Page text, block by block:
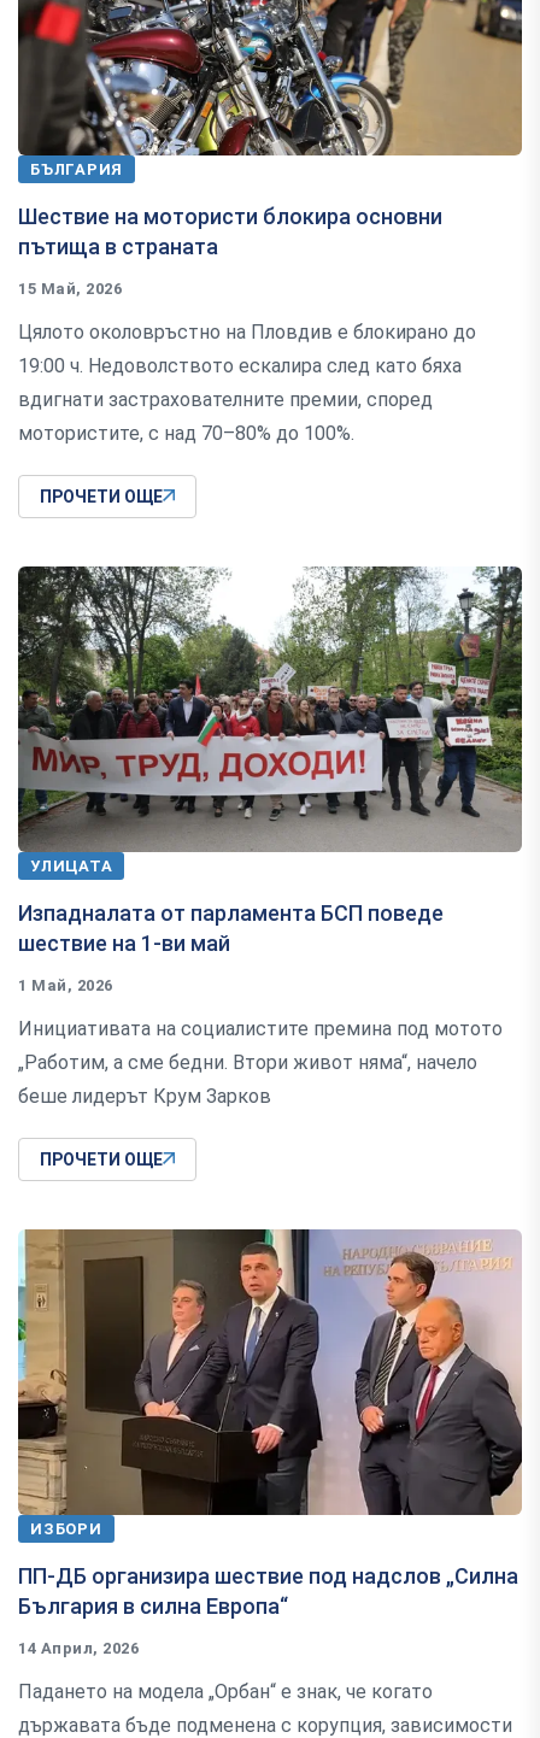
БЪЛГАРИЯ
Шествие на мотористи блокира основни
пътища в страната
15 Май, 2026
Цялото околовръстно на Пловдив е блокирано до
19:00 ч. Недоволството ескалира след като бяха
вдигнати застрахователните премии, според
мотористите, с над 70–80% до 100%.
ПРОЧЕТИ ОЩЕ
УЛИЦАТА
Изпадналата от парламента БСП поведе
шествие на 1-ви май
1 Май, 2026
Инициативата на социалистите премина под мотото
„Работим, а сме бедни. Втори живот няма“, начело
беше лидерът Крум Зарков
ПРОЧЕТИ ОЩЕ
ИЗБОРИ
ПП-ДБ организира шествие под надслов „Силна
България в силна Европа“
14 Април, 2026
Падането на модела „Орбан“ е знак, че когато
държавата бъде подменена с корупция, зависимости